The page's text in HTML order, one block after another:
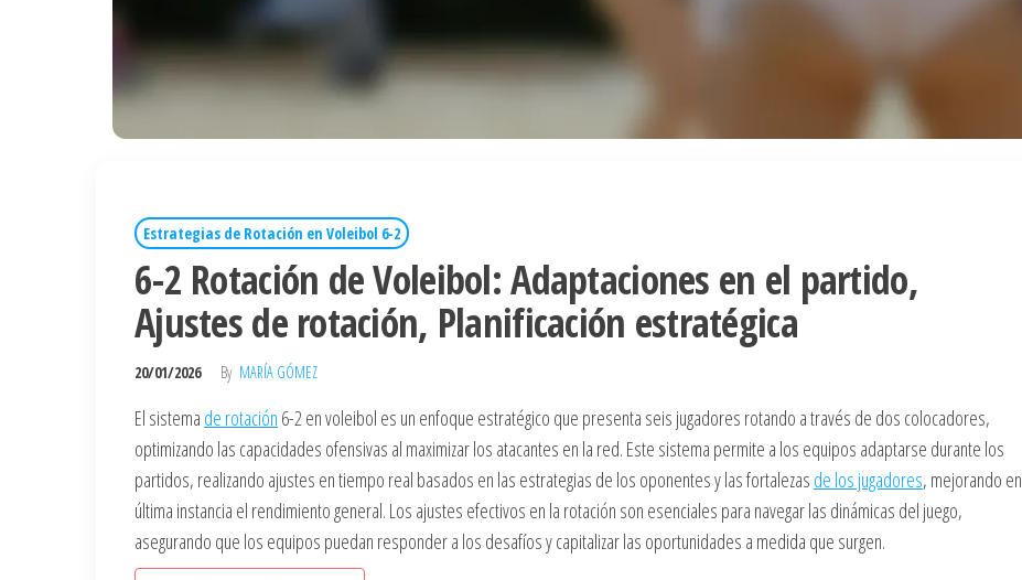
Estrategias de Rotación en Voleibol 6-2
6-2 Rotación de Voleibol: Adaptaciones en el partido,
Ajustes de rotación, Planificación estratégica
20/01/2026 By MARÍA GÓMEZ
El sistema de rotación 6-2 en voleibol es un enfoque estratégico que presenta seis jugadores rotando a través de dos colocadores,
optimizando las capacidades ofensivas al maximizar los atacantes en la red. Este sistema permite a los equipos adaptarse durante los
partidos, realizando ajustes en tiempo real basados en las estrategias de los oponentes y las fortalezas de los jugadores, mejorando en
última instancia el rendimiento general. Los ajustes efectivos en la rotación son esenciales para navegar las dinámicas del juego,
asegurando que los equipos puedan responder a los desafíos y capitalizar las oportunidades a medida que surgen.